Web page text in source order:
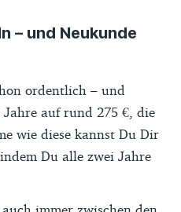
– und Neukunde
ordentlich – und
auf rund 275 €, die
wie diese kannst Du Dir
Du alle zwei Jahre